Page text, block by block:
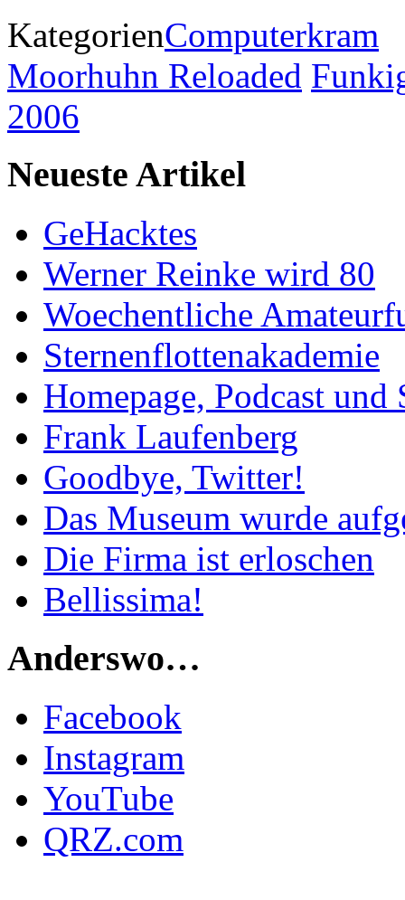
KategorienComputerkram
Moorhuhn Reloaded
2006
Neueste Artikel
GeHacktes
Werner Reinke wird 80
Woechentliche
Sternenflottenakademie
Homepage, Podcast
Frank Laufenberg
Goodbye, Twitter!
Das Museum wurde
Die Firma ist erloschen
Bellissima!
Anderswo…
Facebook
Instagram
YouTube
QRZ.com